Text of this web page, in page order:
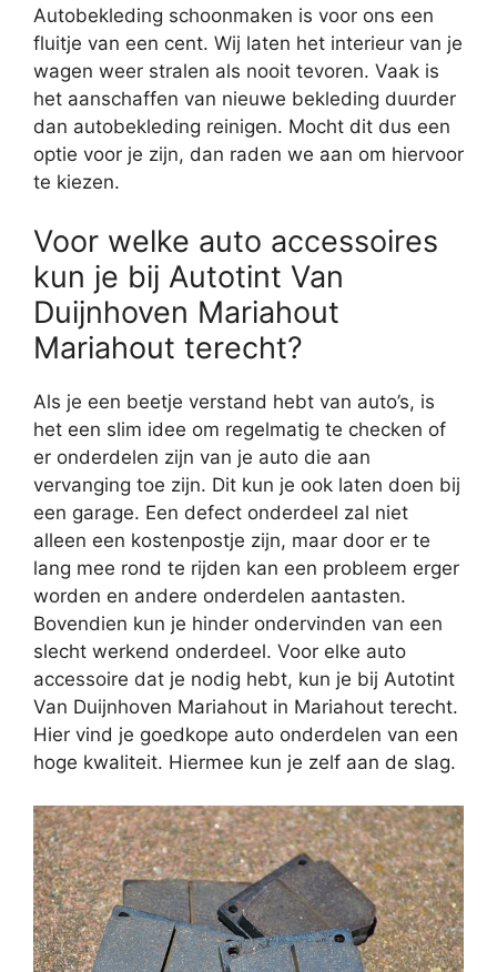
Autobekleding schoonmaken is voor ons een
fluitje van een cent. Wij laten het interieur van je
wagen weer stralen als nooit tevoren. Vaak is
het aanschaffen van nieuwe bekleding duurder
dan autobekleding reinigen. Mocht dit dus een
optie voor je zijn, dan raden we aan om hiervoor
te kiezen.
Voor welke auto accessoires
kun je bij Autotint Van
Duijnhoven Mariahout
Mariahout terecht?
Als je een beetje verstand hebt van auto’s, is
het een slim idee om regelmatig te checken of
er onderdelen zijn van je auto die aan
vervanging toe zijn. Dit kun je ook laten doen bij
een garage. Een defect onderdeel zal niet
alleen een kostenpostje zijn, maar door er te
lang mee rond te rijden kan een probleem erger
worden en andere onderdelen aantasten.
Bovendien kun je hinder ondervinden van een
slecht werkend onderdeel. Voor elke auto
accessoire dat je nodig hebt, kun je bij Autotint
Van Duijnhoven Mariahout in Mariahout terecht.
Hier vind je goedkope auto onderdelen van een
hoge kwaliteit. Hiermee kun je zelf aan de slag.